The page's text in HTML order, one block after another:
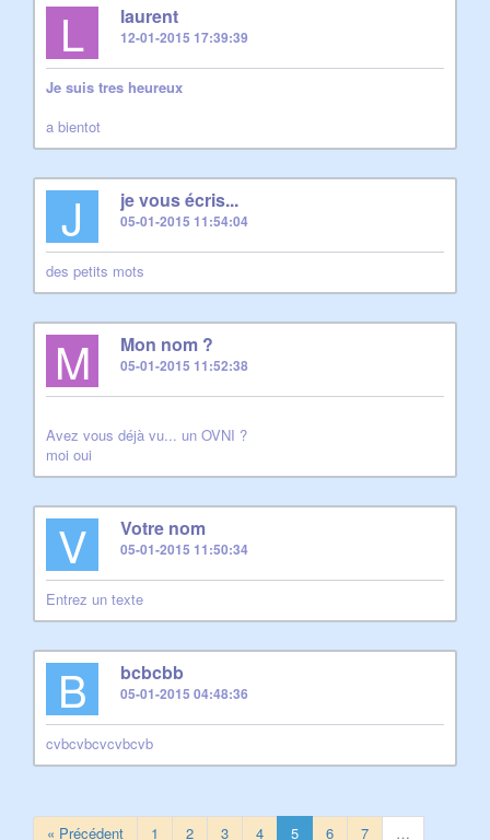
L laurent
12-01-2015 17:39:39
Je suis tres heureux
a bientot
J je vous écris...
05-01-2015 11:54:04
des petits mots
M Mon nom ?
05-01-2015 11:52:38
Avez vous déjà vu... un OVNI ?
moi oui
V Votre nom
05-01-2015 11:50:34
Entrez un texte
B bcbcbb
05-01-2015 04:48:36
cvbcvbcvcvbcvb
« Précédent 1 2 3 4 5 6 7 …